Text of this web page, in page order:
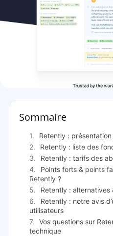
Retently:
Sommaire
Retently :
Retently : liste des
Retently : tarifs des
Points forts & points
Retently ?
Retently :
Retently : notre avis
utilisateurs
Vos questions sur
technique